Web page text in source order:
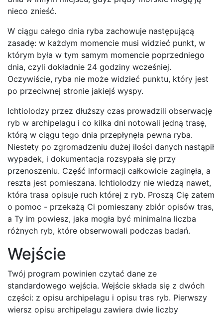
nieco znieść.
W ciągu całego dnia ryba zachowuje następującą
zasadę: w każdym momencie musi widzieć punkt, w
którym była w tym samym momencie poprzedniego
dnia, czyli dokładnie 24 godziny wcześniej.
Oczywiście, ryba nie może widzieć punktu, który jest
po przeciwnej stronie jakiejś wyspy.
Ichtiolodzy przez dłuższy czas prowadzili obserwację
ryb w archipelagu i co kilka dni notowali jedną trasę,
którą w ciągu tego dnia przepłynęła pewna ryba.
Niestety po zgromadzeniu dużej ilości danych nastąpił
wypadek, i dokumentacja rozsypała się przy
przenoszeniu. Część informacji całkowicie zaginęła, a
reszta jest pomieszana. Ichtiolodzy nie wiedzą nawet,
która trasa opisuje ruch której z ryb. Proszą Cię zatem
o pomoc - przekażą Ci pomieszany zbiór opisów tras,
a Ty im powiesz, jaka mogła być minimalna liczba
różnych ryb, które obserwowali podczas badań.
Wejście
Twój program powinien czytać dane ze
standardowego wejścia. Wejście składa się z dwóch
części: z opisu archipelagu i opisu tras ryb. Pierwszy
wiersz opisu archipelagu zawiera dwie liczby